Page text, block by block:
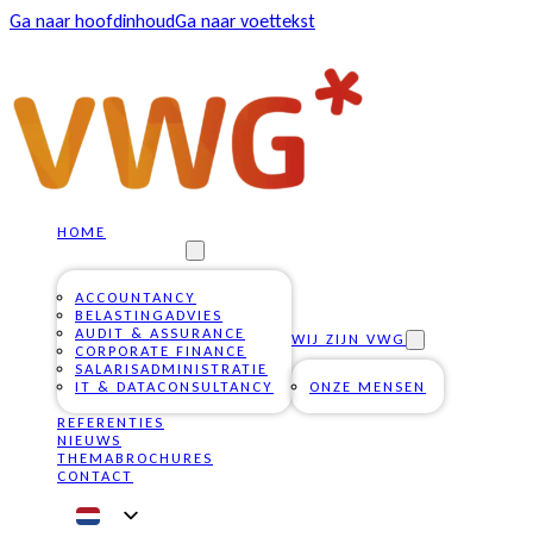
Ga naar hoofdinhoudGa naar voettekst
HOME
ACCOUNTANCY
BELASTINGADVIES
AUDIT & ASSURANCE
CORPORATE FINANCE
SALARISADMINISTRATIE
IT & DATACONSULTANCY
WIJ ZIJN VWG
ONZE MENSEN
REFERENTIES
NIEUWS
THEMABROCHURES
CONTACT